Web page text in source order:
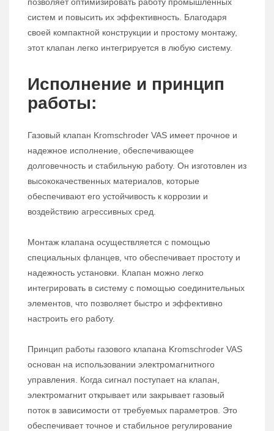
систем и повысить их эффективность. Благодаря
своей компактной конструкции и простому монтажу,
этот клапан легко интегрируется в любую систему.
Исполнение и принцип
работы:
Газовый клапан Kromschroder VAS имеет прочное и
надежное исполнение, обеспечивающее
долговечность и стабильную работу. Он изготовлен из
высококачественных материалов, которые
обеспечивают его устойчивость к коррозии и
воздействию агрессивных сред.
Монтаж клапана осуществляется с помощью
специальных фланцев, что обеспечивает простоту и
надежность установки. Клапан можно легко
интегрировать в систему с помощью соединительных
элементов, что позволяет быстро и эффективно
настроить его работу.
Принцип работы газового клапана Kromschroder VAS
основан на использовании электромагнитного
управления. Когда сигнал поступает на клапан,
электромагнит открывает или закрывает газовый
поток в зависимости от требуемых параметров. Это
обеспечивает точное и стабильное регулирование